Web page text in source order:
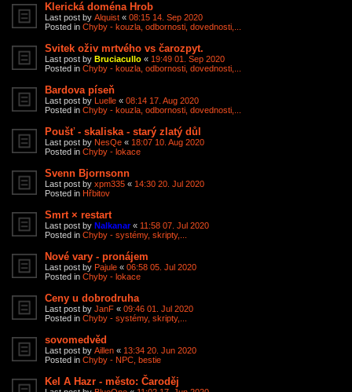
Klerická doména Hrob
Last post by Alquist « 08:15 14. Sep 2020
Posted in Chyby - kouzla, odbornosti, dovednosti,...
Svitek oživ mrtvého vs čarozpyt.
Last post by Bruciacullo « 19:49 01. Sep 2020
Posted in Chyby - kouzla, odbornosti, dovednosti,...
Bardova píseň
Last post by Luelle « 08:14 17. Aug 2020
Posted in Chyby - kouzla, odbornosti, dovednosti,...
Poušť - skaliska - starý zlatý důl
Last post by NesQe « 18:07 10. Aug 2020
Posted in Chyby - lokace
Svenn Bjornsonn
Last post by xpm335 « 14:30 20. Jul 2020
Posted in Hřbitov
Smrt × restart
Last post by Nalkanar« 11:58 07. Jul 2020
Posted in Chyby - systémy, skripty,...
Nové vary - pronájem
Last post by Pajule « 06:58 05. Jul 2020
Posted in Chyby - lokace
Ceny u dobrodruha
Last post by JanF « 09:46 01. Jul 2020
Posted in Chyby - systémy, skripty,...
sovomedvěd
Last post by Aillen « 13:34 20. Jun 2020
Posted in Chyby - NPC, bestie
Kel A Hazr - město: Čaroděj